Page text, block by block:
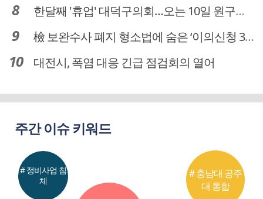
한달째 '휴업' 대덕구의회…오는 10일 원구성 다시 돌입
檢 보완수사 폐지 형소법에 숨은 ‘이의신청 3개월 제한’…황운하는 30일 추진
대전시, 폭염 대응 긴급 점검회의 열어
주간 이슈 키워드
# 충남대 공주
대 통합
# 정비사업 침
체